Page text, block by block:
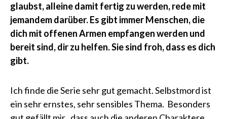
glaubst, alleine damit fertig zu werden, rede mit
jemandem darüber. Es gibt immer Menschen, die
dich mit offenen Armen empfangen werden und
bereit sind, dir zu helfen. Sie sind froh, dass es dich
gibt.
Ich finde die Serie sehr gut gemacht. Selbstmord ist
ein sehr ernstes, sehr sensibles Thema. Besonders